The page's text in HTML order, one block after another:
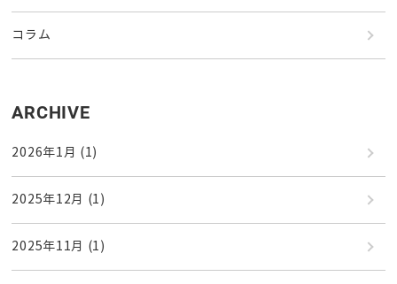
コラム
ARCHIVE
2026年1月 (1)
2025年12月 (1)
2025年11月 (1)